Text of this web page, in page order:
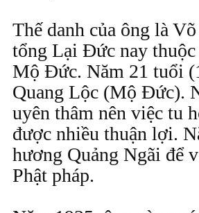
Thế danh của ông là
tổng Lại Đức nay
Mộ Đức. Năm 21 tuổi
Quang Lộc (Mộ Đức).
uyên thâm nên việc tu
được nhiều thuận lợi.
hương Quảng Ngãi để
Phật pháp.